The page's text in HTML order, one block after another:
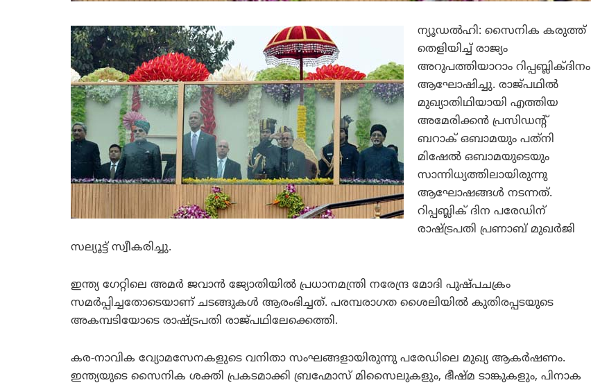
ന്യൂഡല്‍ഹി: സൈനിക കരുത്ത്
തെളിയിച്ച് രാജ്യം
അറുപത്തിയാറാം റിപ്പബ്ലിക്ദിനം
ആഘോഷിച്ചു. രാജ്പഥില്‍
മുഖ്യാതിഥിയായി എത്തിയ
അമേരിക്കന്‍ പ്രസിഡന്റ്
ബറാക് ഒബാമയും പത്‌നി
മിഷേല്‍ ഒബാമയുടെയും
സാന്നിധ്യത്തിലായിരുന്നു
ആഘോഷങ്ങള്‍ നടന്നത്.
റിപ്പബ്ലിക് ദിന പരേഡിന്
രാഷ്ട്രപതി പ്രണാബ് മുഖര്‍ജി
സല്യൂട്ട് സ്വീകരിച്ചു.
ഇന്ത്യ ഗേറ്റിലെ അമര്‍ ജവാന്‍ ജ്യോതിയില്‍ പ്രധാനമന്ത്രി നരേന്ദ്ര മോദി പുഷ്പചക്രം
സമര്‍പ്പിച്ചതോടെയാണ് ചടങ്ങുകള്‍ ആരംഭിച്ചത്. പരമ്പരാഗത ശൈലിയില്‍ കുതിരപ്പടയുടെ
അകമ്പടിയോടെ രാഷ്ട്രപതി രാജ്പഥിലേക്കെത്തി.
കര-നാവിക വ്യോമസേനകളുടെ വനിതാ സംഘങ്ങളായിരുന്നു പരേഡിലെ മുഖ്യ ആകര്‍ഷണം.
ഇന്ത്യയുടെ സൈനിക ശക്തി പ്രകടമാക്കി ബ്രഹ്മോസ് മിസൈലുകളും, ഭീഷ്മ ടാങ്കുകളും, പിനാക